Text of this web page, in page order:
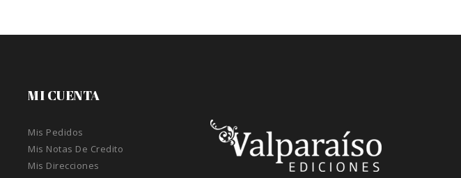
MI CUENTA
Mis Pedidos
Mis Notas De Credito
Mis Direcciones